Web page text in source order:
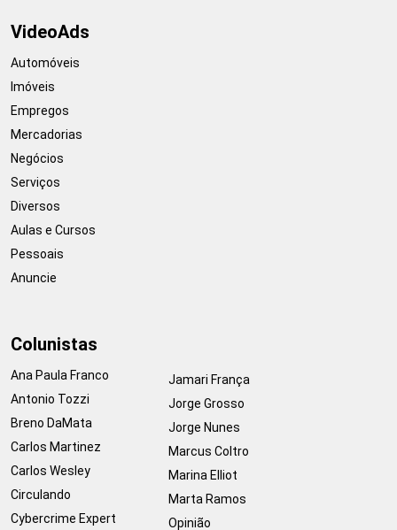
VideoAds
Automóveis
Imóveis
Empregos
Mercadorias
Negócios
Serviços
Diversos
Aulas e Cursos
Pessoais
Anuncie
Colunistas
Ana Paula Franco
Antonio Tozzi
Breno DaMata
Carlos Martinez
Carlos Wesley
Circulando
Cybercrime Expert
Jamari França
Jorge Grosso
Jorge Nunes
Marcus Coltro
Marina Elliot
Marta Ramos
Opinião